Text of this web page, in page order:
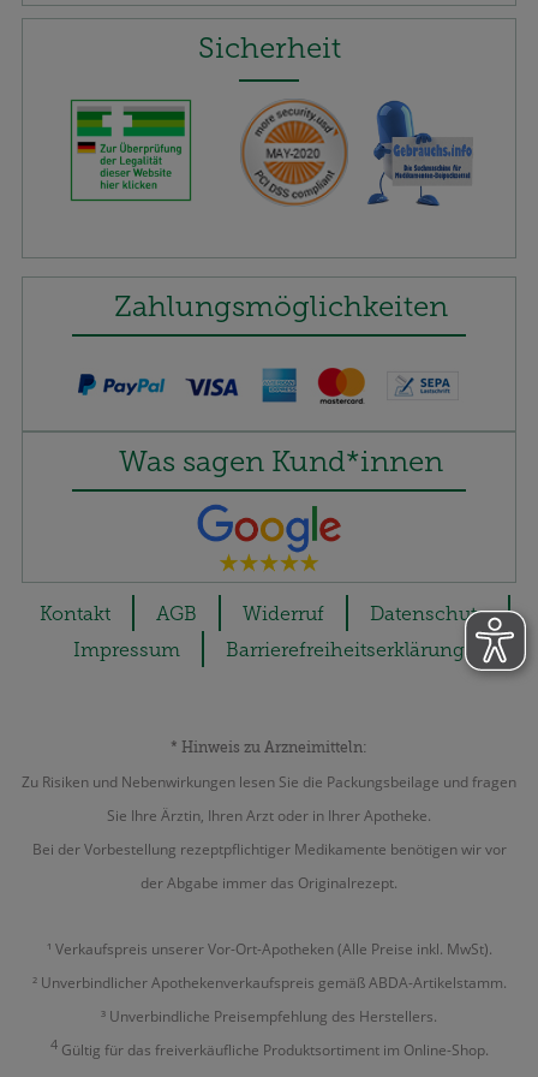
Sicherheit
Zahlungsmöglichkeiten
Was sagen Kund*innen
Kontakt AGB Widerruf
Datenschutz
Impressum
Barrierefreiheitserklärung
* Hinweis zu Arzneimitteln:
Zu Risiken und Nebenwirkungen lesen Sie die Packungsbeilage und fragen
Sie Ihre Ärztin, Ihren Arzt oder in Ihrer Apotheke.
Bei der Vorbestellung rezeptpflichtiger Medikamente benötigen wir vor
der Abgabe immer das Originalrezept.
¹ Verkaufspreis unserer Vor-Ort-Apotheken (Alle Preise inkl. MwSt).
² Unverbindlicher Apothekenverkaufspreis gemäß ABDA-Artikelstamm.
³ Unverbindliche Preisempfehlung des Herstellers.
4 Gültig für das freiverkäufliche Produktsortiment im Online-Shop.